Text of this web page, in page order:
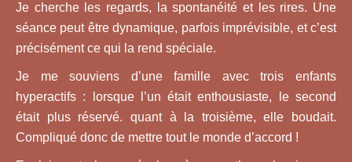
Je cherche les regards, la spontanéité et les rires. Une
séance peut être dynamique, parfois imprévisible, et c’est
précisément ce qui la rend spéciale.
Je me souviens d’une famille avec trois enfants
hyperactifs : lorsque l’un était enthousiaste, le second
était plus réservé. quant à la troisième, elle boudait.
Compliqué donc de mettre tout le monde d’accord !